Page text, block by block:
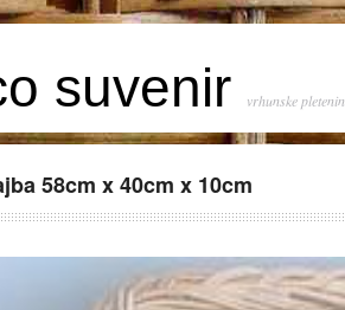
suvenir vrhunske
58cm x 40cm x 10cm